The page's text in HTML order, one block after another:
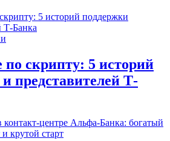
скрипту: 5 историй
представителей Т-